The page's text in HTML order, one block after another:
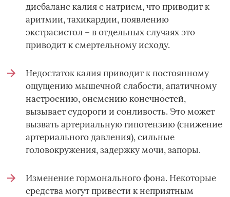
дисбаланс калия с натрием, что приводит к
аритмии, тахикардии, появлению
экстрасистол – в отдельных случаях это
приводит к смертельному исходу.
Недостаток калия приводит к постоянному
ощущению мышечной слабости, апатичному
настроению, онемению конечностей,
вызывает судороги и сонливость. Это может
вызвать артериальную гипотензию (снижение
артериального давления), сильные
головокружения, задержку мочи, запоры.
Изменение гормонального фона. Некоторые
средства могут привести к неприятным